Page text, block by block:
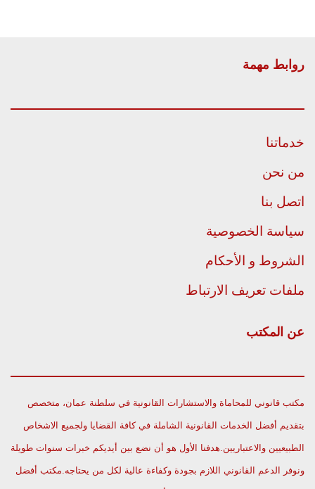
روابط مهمة
خدماتنا
من نحن
اتصل بنا
سياسة الخصوصية
الشروط و الأحكام
ملفات تعريف الارتباط
عن المكتب
مكتب قانوني للمحاماة والاستشارات القانونية في سلطنة عمان، متخصص
بتقديم أفضل الخدمات القانونية الشاملة في كافة القضايا ولجميع الاشخاص
الطبيعيين والاعتباريين.هدفنا الأول هو أن نضع بين أيديكم خبرات سنوات طويلة
ونوفر الدعم القانوني اللازم بجودة وكفاءة عالية لكل من يحتاجه.مكتب أفضل